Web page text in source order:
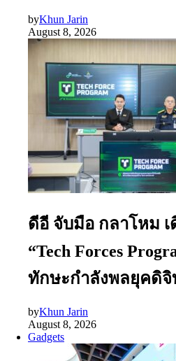
byKhun Jarin
August 8, 2026
ดีอี จับมือ กลาโหม
“Tech Forces
ทักษะกำลังพลยุคดิจิ
byKhun Jarin
August 8, 2026
Gadgets